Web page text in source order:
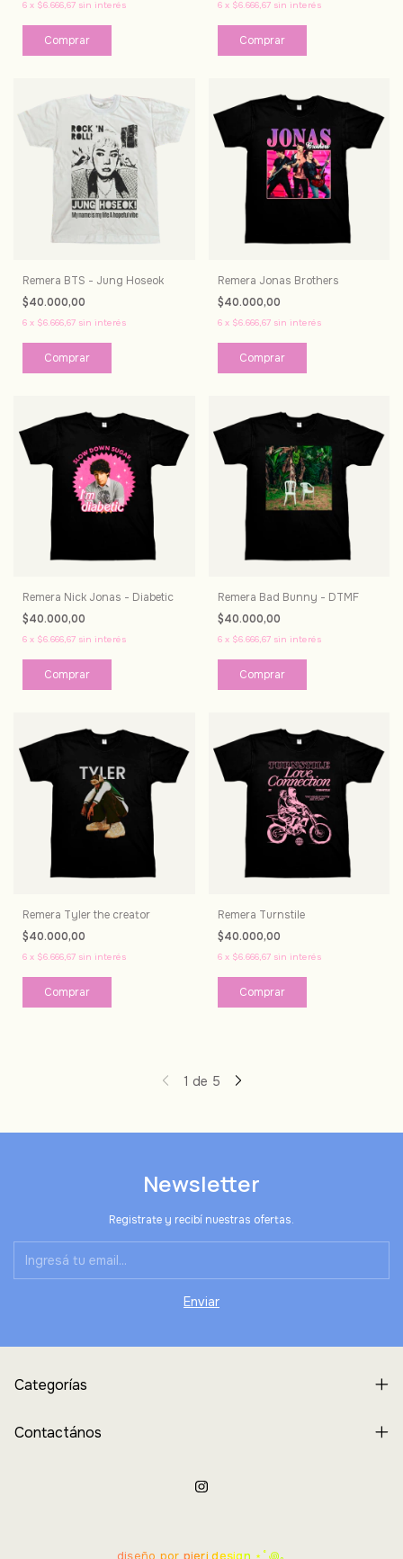
6 x $6.666,67 sin interés
Comprar
6 x $6.666,67 sin interés
Comprar
Remera BTS - Jung Hoseok
$40.000,00
6 x $6.666,67 sin interés
Comprar
Remera Jonas Brothers
$40.000,00
6 x $6.666,67 sin interés
Comprar
Remera Nick Jonas - Diabetic
$40.000,00
6 x $6.666,67 sin interés
Comprar
Remera Bad Bunny - DTMF
$40.000,00
6 x $6.666,67 sin interés
Comprar
Remera Tyler the creator
$40.000,00
6 x $6.666,67 sin interés
Comprar
Remera Turnstile
$40.000,00
6 x $6.666,67 sin interés
Comprar
1 de 5
Newsletter
Registrate y recibí nuestras ofertas.
Categorías
Contactános
diseño por pieri.design ⋆˚꩜｡